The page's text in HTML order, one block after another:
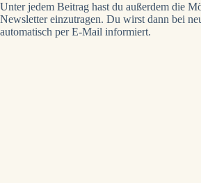
Unter jedem Beitrag hast du außerdem die
Newsletter einzutragen. Du wirst dann bei
automatisch per E-Mail informiert.